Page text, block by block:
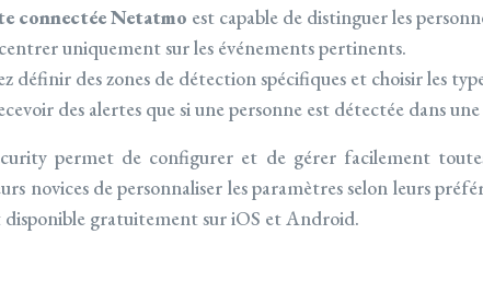
connectée Netatmo est capable de distinguer les
uniquement sur les événements pertinents.
définir des zones de détection spécifiques et choisir les
des alertes que si une personne est détectée dans
permet de configurer et de gérer facilement
novices de personnaliser les paramètres selon leurs
disponible gratuitement sur iOS et Android.